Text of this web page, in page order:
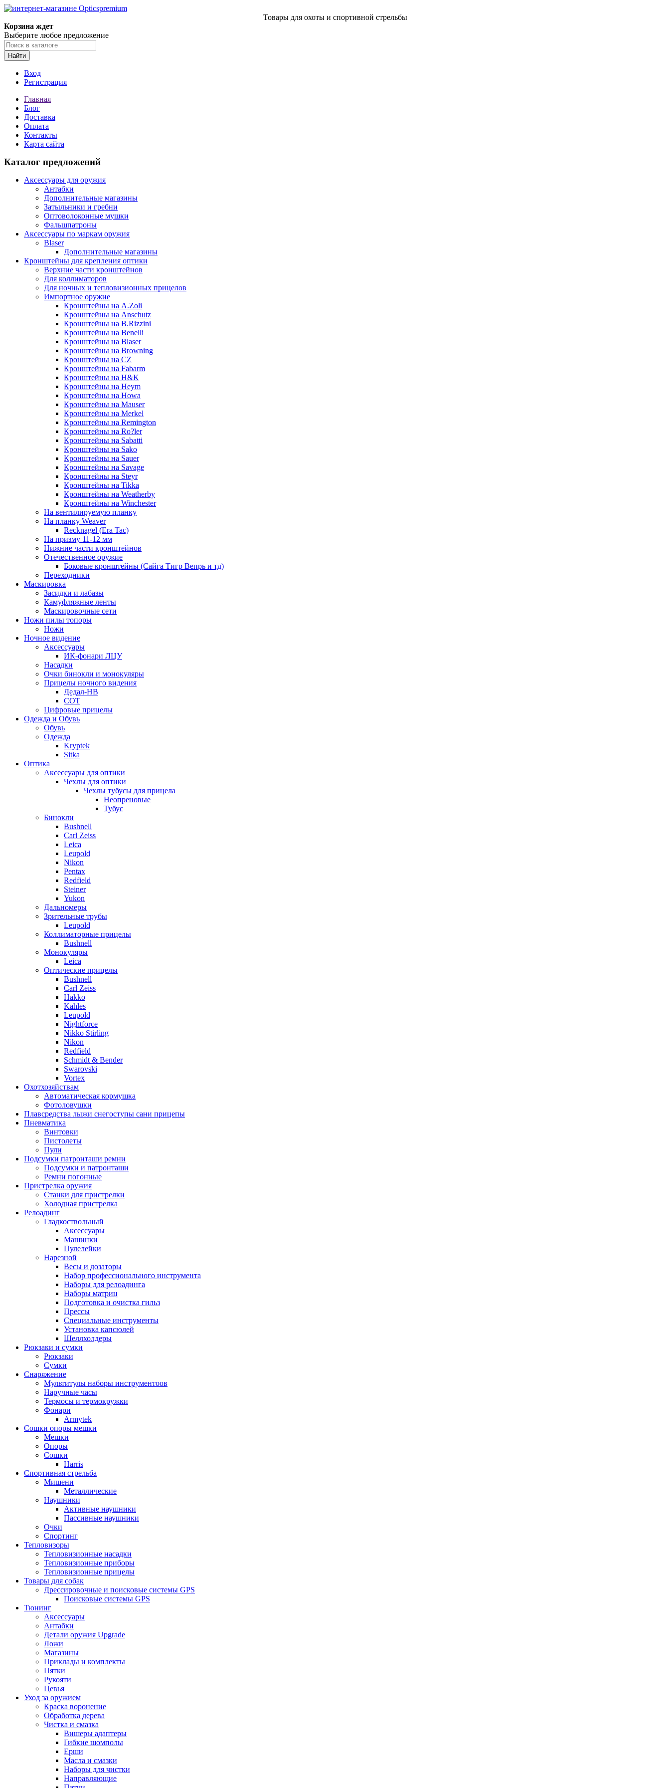
Товары для охоты и спортивной стрельбы
Корзина ждет
Выберите любое предложение
Найти
Вход
Регистрация
Главная
Блог
Доставка
Оплата
Контакты
Карта сайта
Каталог предложений
Аксессуары для оружия
Антабки
Дополнительные магазины
Затыльники и гребни
Оптоволоконные мушки
Фальшпатроны
Аксессуары по маркам оружия
Blaser
Дополнительные магазины
Кронштейны для крепления оптики
Верхние части кронштейнов
Для коллиматоров
Для ночных и тепловизионных прицелов
Импортное оружие
Кронштейны на A.Zoli
Кронштейны на Anschutz
Кронштейны на B.Rizzini
Кронштейны на Benelli
Кронштейны на Blaser
Кронштейны на Browning
Кронштейны на CZ
Кронштейны на Fabarm
Кронштейны на H&K
Кронштейны на Heym
Кронштейны на Howa
Кронштейны на Mauser
Кронштейны на Merkel
Кронштейны на Remington
Кронштейны на Ro?ler
Кронштейны на Sabatti
Кронштейны на Sako
Кронштейны на Sauer
Кронштейны на Savage
Кронштейны на Steyr
Кронштейны на Tikka
Кронштейны на Weatherby
Кронштейны на Winchester
На вентилируемую планку
На планку Weaver
Recknagel (Era Tac)
На призму 11-12 мм
Нижние части кронштейнов
Отечественное оружие
Боковые кронштейны (Сайга Тигр Вепрь и тд)
Переходники
Маскировка
Засидки и лабазы
Камуфляжные ленты
Маскировочные сети
Ножи пилы топоры
Ножи
Ночное видение
Аксессуары
ИК-фонари ЛЦУ
Насадки
Очки бинокли и монокуляры
Прицелы ночного видения
Дедал-НВ
СОТ
Цифровые прицелы
Одежда и Обувь
Обувь
Одежда
Kryptek
Sitka
Оптика
Аксессуары для оптики
Чехлы для оптики
Чехлы тубусы для прицела
Неопреновые
Тубус
Бинокли
Bushnell
Carl Zeiss
Leica
Leupold
Nikon
Pentax
Redfield
Steiner
Yukon
Дальномеры
Зрительные трубы
Leupold
Коллиматорные прицелы
Bushnell
Монокуляры
Leica
Оптические прицелы
Bushnell
Carl Zeiss
Hakko
Kahles
Leupold
Nightforce
Nikko Stirling
Nikon
Redfield
Schmidt & Bender
Swarovski
Vortex
Охотхозяйствам
Автоматическая кормушка
Фотоловушки
Плавсредства лыжи снегоступы сани прицепы
Пневматика
Винтовки
Пистолеты
Пули
Подсумки патронташи ремни
Подсумки и патронташи
Ремни погонные
Пристрелка оружия
Станки для пристрелки
Холодная пристрелка
Релоадинг
Гладкоствольный
Аксессуары
Машинки
Пулелейки
Нарезной
Весы и дозаторы
Набор профессионального инструмента
Наборы для релоадинга
Наборы матриц
Подготовка и очистка гильз
Прессы
Специальные инструменты
Установка капсюлей
Шеллхолдеры
Рюкзаки и сумки
Рюкзаки
Сумки
Снаряжение
Мультитулы наборы инструментоов
Наручные часы
Термосы и термокружки
Фонари
Armytek
Сошки опоры мешки
Мешки
Опоры
Сошки
Harris
Спортивная стрельба
Мишени
Металлические
Наушники
Активные наушники
Пассивные наушники
Очки
Спортинг
Тепловизоры
Тепловизионные насадки
Тепловизионные приборы
Тепловизионные прицелы
Товары для собак
Дрессировочные и поисковые системы GPS
Поисковые системы GPS
Тюнинг
Аксессуары
Антабки
Детали оружия Upgrade
Ложи
Магазины
Приклады и комплекты
Пятки
Рукояти
Цевья
Уход за оружием
Краска воронение
Обработка дерева
Чистка и смазка
Вишеры адаптеры
Гибкие шомполы
Ерши
Масла и смазки
Наборы для чистки
Направляющие